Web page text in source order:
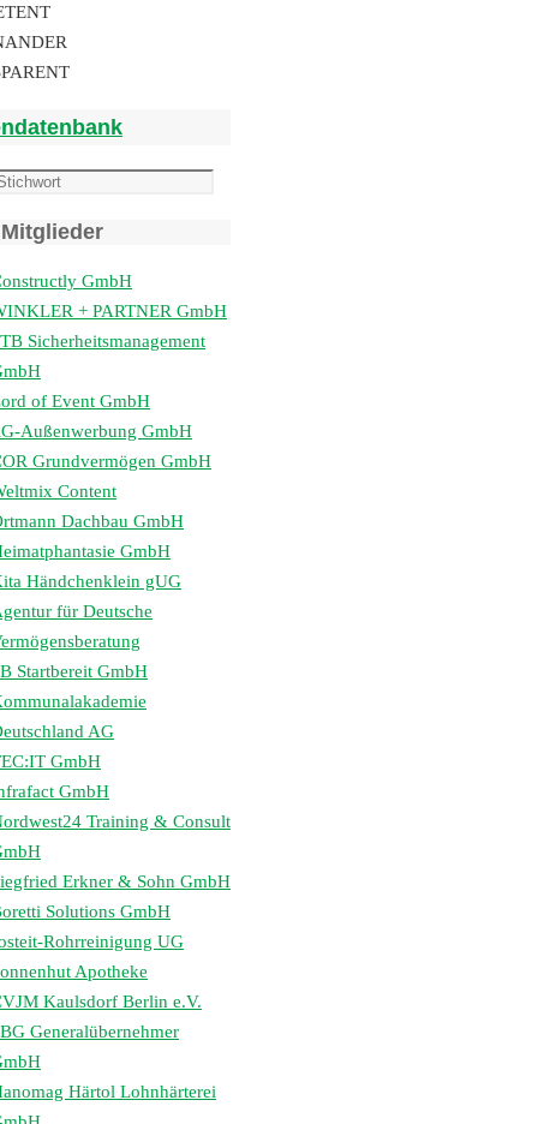
GmbH
+ PARTNER GmbH
Sicherheitsmanagement
of Event GmbH
Außenwerbung GmbH
Grundvermögen GmbH
Content
Dachbau GmbH
GmbH
Händchenklein gUG
für Deutsche
Startbereit GmbH
AG
GmbH
GmbH
Training & Consult
Erkner & Sohn GmbH
Solutions GmbH
Rohrreinigung UG
Apotheke
Kaulsdorf Berlin e.V.
Generalübernehmer
Härtol Lohnhärterei